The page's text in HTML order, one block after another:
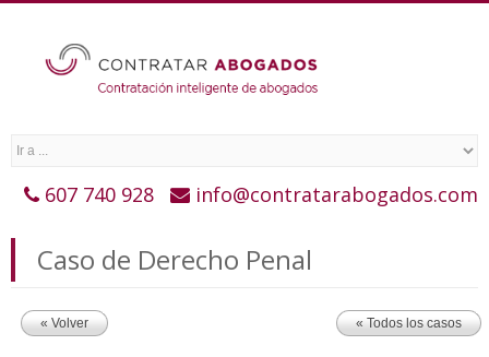
607 740 928 info@contratarabogados.com
Caso de Derecho Penal
« Volver « Todos los casos